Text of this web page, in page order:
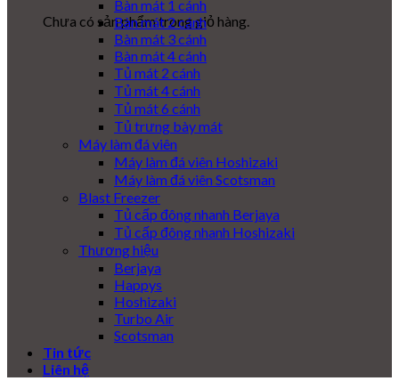
Chưa có sản phẩm trong giỏ hàng.
Bàn mát 1 cánh
Bàn mát 2 cánh
Bàn mát 3 cánh
Bàn mát 4 cánh
Tủ mát 2 cánh
Tủ mát 4 cánh
Tủ mát 6 cánh
Tủ trưng bày mát
Máy làm đá viên
Máy làm đá viên Hoshizaki
Máy làm đá viên Scotsman
Blast Freezer
Tủ cấp đông nhanh Berjaya
Tủ cấp đông nhanh Hoshizaki
Thương hiệu
Berjaya
Happys
Hoshizaki
Turbo Air
Scotsman
Tin tức
Liên hệ